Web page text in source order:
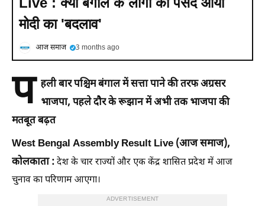
मोदी का 'बदलाव'
आज समाज 3 months ago
प हली बार पश्चिम बंगाल में सत्ता पाने की तरफ अग्रसर
भाजपा, पहले दौर के रूझान में अभी तक भाजपा की
मतबूत बढ़त
West Bengal Assembly Result Live (आज समाज),
कोलकाता :देश के चार राज्यों और एक केंद्र शासित प्रदेश में आज
चुनाव का परिणाम आएगा।
ADVERTISEMENT